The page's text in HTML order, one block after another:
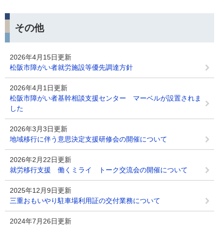
その他
2026年4月15日更新
松阪市障がい者就労施設等優先調達方針
2026年4月1日更新
松阪市障がい者基幹相談支援センター マーベルが設置されま
した
2026年3月3日更新
地域移行に伴う意思決定支援研修会の開催について
2026年2月22日更新
就労移行支援 働くミライ トーク交流会の開催について
2025年12月9日更新
三重おもいやり駐車場利用証の交付業務について
2024年7月26日更新